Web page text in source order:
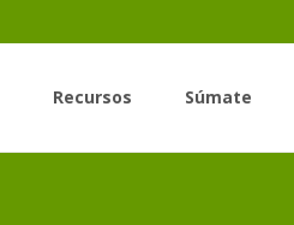
Recursos Súmate